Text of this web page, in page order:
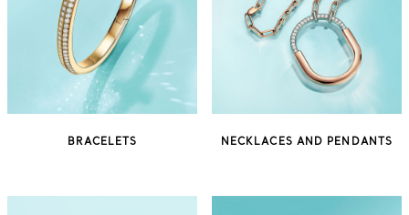
BRACELETS NECKLACES AND PENDANTS